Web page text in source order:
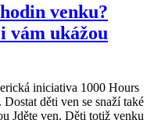
venku?
vám ukážou
iniciativa 1000 Hours
děti ven se snaží také
Jděte ven. Děti totiž venku